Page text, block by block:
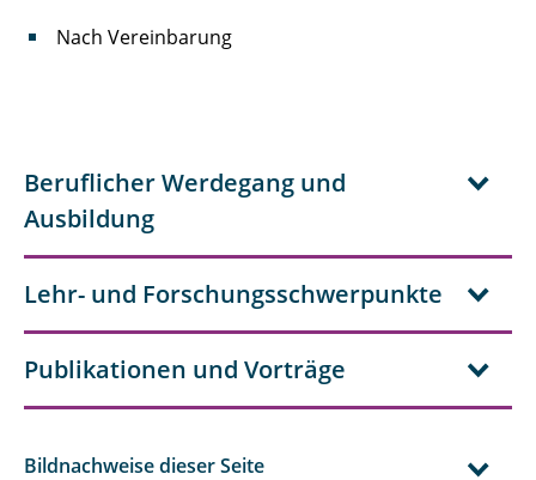
Nach Vereinbarung
Beruflicher Werdegang und
Ausbildung
Lehr- und Forschungsschwerpunkte
Publikationen und Vorträge
Bildnachweise dieser Seite